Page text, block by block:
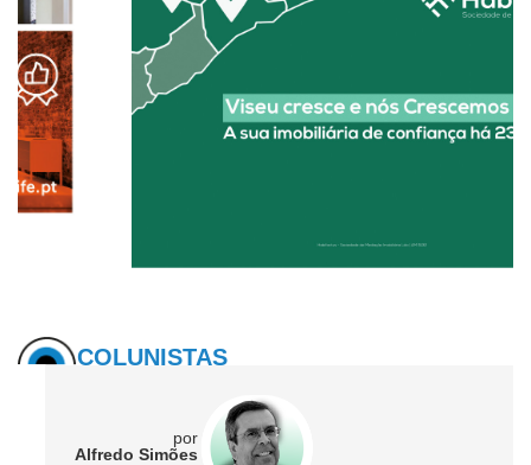
COLUNISTAS
Alfredo Simões